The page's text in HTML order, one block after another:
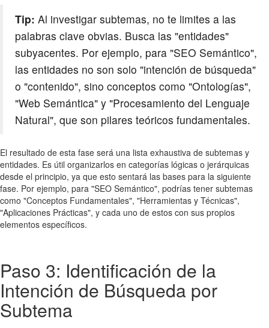
Tip: Al investigar subtemas, no te limites a las
palabras clave obvias. Busca las "entidades"
subyacentes. Por ejemplo, para "SEO Semántico",
las entidades no son solo "intención de búsqueda"
o "contenido", sino conceptos como "Ontologías",
"Web Semántica" y "Procesamiento del Lenguaje
Natural", que son pilares teóricos fundamentales.
El resultado de esta fase será una lista exhaustiva de subtemas y
entidades. Es útil organizarlos en categorías lógicas o jerárquicas
desde el principio, ya que esto sentará las bases para la siguiente
fase. Por ejemplo, para "SEO Semántico", podrías tener subtemas
como "Conceptos Fundamentales", "Herramientas y Técnicas",
"Aplicaciones Prácticas", y cada uno de estos con sus propios
elementos específicos.
Paso 3: Identificación de la
Intención de Búsqueda por
Subtema